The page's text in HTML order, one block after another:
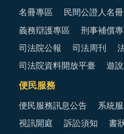
名冊專區 民間公證人名冊
義務辯護專區 刑事補償
司法院公報 司法周刊
司法院資料開放平臺 遊
便民服務
便民服務訊息公告 系統
視訊開庭 訴訟須知 書